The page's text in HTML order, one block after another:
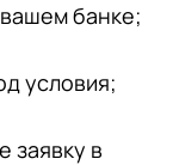
банке;
условия;
заявку в